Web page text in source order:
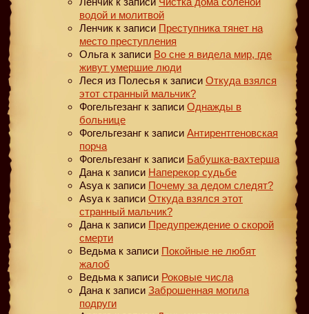
водой и молитвой
Ленчик к записи Преступника тянет на
место преступления
Ольга к записи Во сне я видела мир, где
живут умершие люди
Леся из Полесья к записи Откуда взялся
этот странный мальчик?
Фогельгезанг к записи Однажды в
больнице
Фогельгезанг к записи Антирентгеновская
порча
Фогельгезанг к записи Бабушка-вахтерша
Дана к записи Наперекор судьбе
Asya к записи Почему за дедом следят?
Asya к записи Откуда взялся этот
странный мальчик?
Дана к записи Предупреждение о скорой
смерти
Ведьма к записи Покойные не любят
жалоб
Ведьма к записи Роковые числа
Дана к записи Заброшенная могила
подруги